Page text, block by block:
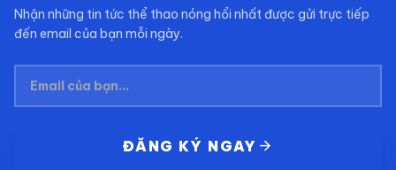
Nhận những tin tức thể thao nóng hổi nhất được gửi trực tiếp
đến email của bạn mỗi ngày.
ĐĂNG KÝ NGAY arrow_forward